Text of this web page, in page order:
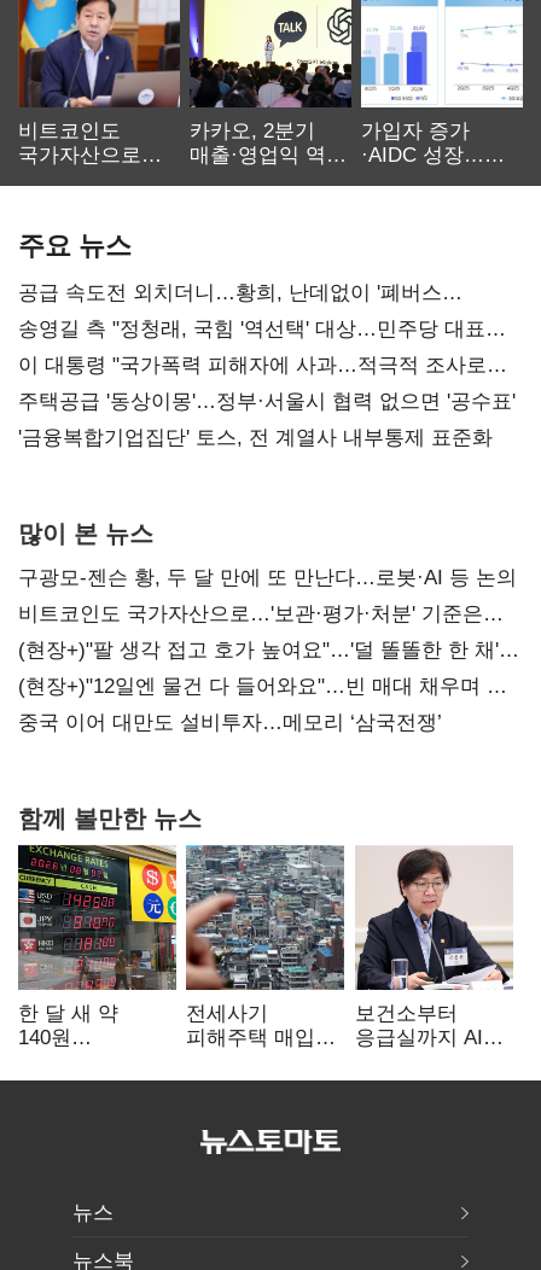
비트코인도
국가자산으로…'
카카오, 2분기
매출·영업익 역대
가입자 증가
·AIDC 성장…
주요 뉴스
공급 속도전 외치더니…황희, 난데없이 '폐버스
리모델링' 제안
송영길 측 "정청래, 국힘 '역선택' 대상…민주당 대표로
총선 지휘 못해"
이 대통령 "국가폭력 피해자에 사과…적극적 조사로
진실 밝혀야"
주택공급 '동상이몽'…정부·서울시 협력 없으면 '공수표'
'금융복합기업집단' 토스, 전 계열사 내부통제 표준화
많이 본 뉴스
구광모-젠슨 황, 두 달 만에 또 만난다…로봇·AI 등 논의
비트코인도 국가자산으로…'보관·평가·처분' 기준은
숙제
(현장+)"팔 생각 접고 호가 높여요"…'덜 똘똘한 한 채'
20억 키맞추기
(현장+)"12일엔 물건 다 들어와요"…빈 매대 채우며 문
연 홈플러스
중국 이어 대만도 설비투자…메모리 ‘삼국전쟁’
함께 볼만한 뉴스
한 달 새 약
140원
엔저'에 원화
전세사기
피해주택 매입
누적 피해자
보건소부터
응급실까지 AI
혁신 본격화
뉴스
뉴스북